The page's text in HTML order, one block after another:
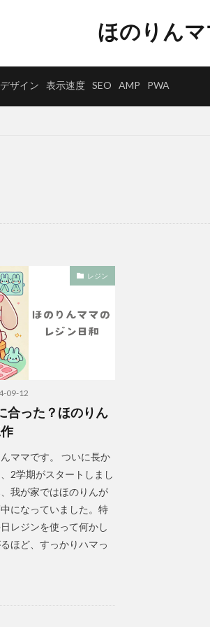
ほのりん
デザイン 表示速度 SEO AMP PWA
レジン
09-12
合った？ほのりん
ママです。 ついに長か
2学期がスタートしまし
我が家ではほのりんが
になっていました。特
レジンを使って何かし
ほど、すっかりハマっ